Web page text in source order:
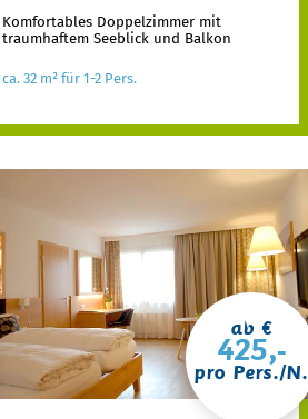
Komfortables Doppelzimmer mit
traumhaftem Seeblick und Balkon
ca. 32 m² für 1-2 Pers.
ab €
425,-
pro Pers./N.